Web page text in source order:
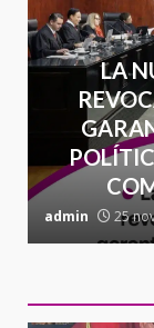
LA
admin 25